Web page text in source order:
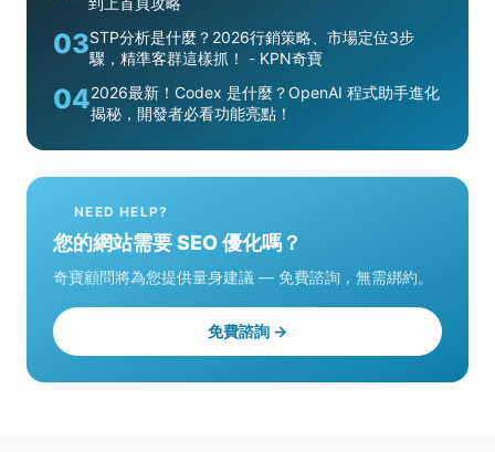
03STP分析是什麼？2026行銷策略、市場定位3步
驟，精準客群這樣抓！ - KPN奇寶
042026最新！Codex 是什麼？OpenAI 程式助手進化
揭秘，開發者必看功能亮點！
NEED HELP?
您的網站需要 SEO 優化嗎？
奇寶顧問將為您提供量身建議 — 免費諮詢，無需綁約。
免費諮詢 →